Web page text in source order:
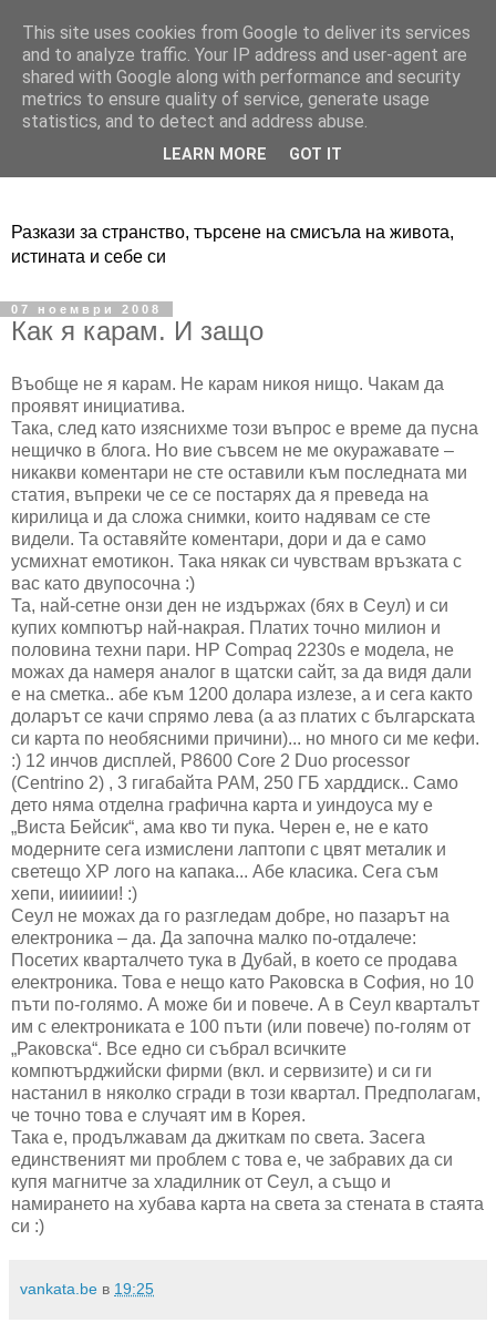
Adventure Live
Разкази за странство, търсене на смисъла на живота,
истината и себе си
07 ноември 2008
Как я карам. И защо
Въобще не я карам. Не карам никоя нищо. Чакам да
проявят инициатива.
Така, след като изяснихме този въпрос е време да пусна
нещичко в блога. Но вие съвсем не ме окуражавате –
никакви коментари не сте оставили към последната ми
статия, въпреки че се се постарях да я преведа на
кирилица и да сложа снимки, които надявам се сте
видели. Та оставяйте коментари, дори и да е само
усмихнат емотикон. Така някак си чувствам връзката с
вас като двупосочна :)
Та, най-сетне онзи ден не издържах (бях в Сеул) и си
купих компютър най-накрая. Платих точно милион и
половина техни пари. HP Compaq 2230s е модела, не
можах да намеря аналог в щатски сайт, за да видя дали
е на сметка.. абе към 1200 долара излезе, а и сега както
доларът се качи спрямо лева (а аз платих с българската
си карта по необясними причини)... но много си ме кефи.
:) 12 инчов дисплей, Р8600 Core 2 Duo processor
(Centrino 2) , 3 гигабайта РАМ, 250 ГБ харддиск.. Само
дето няма отделна графична карта и уиндоуса му е
„Виста Бейсик“, ама кво ти пука. Черен е, не е като
модерните сега измислени лаптопи с цвят металик и
светещо ХР лого на капака... Абе класика. Сега съм
хепи, ииииии! :)
Сеул не можах да го разгледам добре, но пазарът на
електроника – да. Да започна малко по-отдалече:
Посетих кварталчето тука в Дубай, в което се продава
електроника. Това е нещо като Раковска в София, но 10
пъти по-голямо. А може би и повече. А в Сеул кварталът
им с електрониката е 100 пъти (или повече) по-голям от
„Раковска“. Все едно си събрал всичките
компютърджийски фирми (вкл. и сервизите) и си ги
настанил в няколко сгради в този квартал. Предполагам,
че точно това е случаят им в Корея.
Така е, продължавам да джиткам по света. Засега
единственият ми проблем с това е, че забравих да си
купя магнитче за хладилник от Сеул, а също и
намирането на хубава карта на света за стената в стаята
си :)
vankata.be в 19:25
This site uses cookies from Google to deliver its services
and to analyze traffic. Your IP address and user-agent are
shared with Google along with performance and security
metrics to ensure quality of service, generate usage
statistics, and to detect and address abuse.
LEARN MORE GOT IT